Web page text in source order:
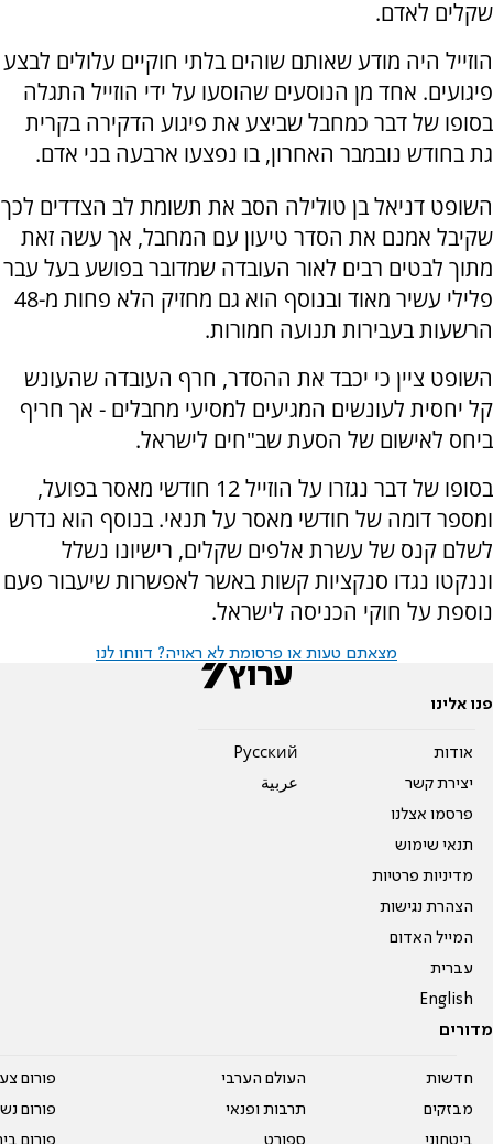
שקלים לאדם.
הוזייל היה מודע שאותם שוהים בלתי חוקיים עלולים לבצע
פיגועים. אחד מן הנוסעים שהוסעו על ידי הוזייל התגלה
בסופו של דבר כמחבל שביצע את פיגוע הדקירה בקרית
גת בחודש נובמבר האחרון, בו נפצעו ארבעה בני אדם.
השופט דניאל בן טולילה הסב את תשומת לב הצדדים לכך
שקיבל אמנם את הסדר טיעון עם המחבל, אך עשה זאת
מתוך לבטים רבים לאור העובדה שמדובר בפושע בעל עבר
פלילי עשיר מאוד ובנוסף הוא גם מחזיק הלא פחות מ-48
הרשעות בעבירות תנועה חמורות.
השופט ציין כי יכבד את ההסדר, חרף העובדה שהעונש
קל יחסית לעונשים המגיעים למסיעי מחבלים - אך חריף
ביחס לאישום של הסעת שב"חים לישראל.
בסופו של דבר נגזרו על הוזייל 12 חודשי מאסר בפועל,
ומספר דומה של חודשי מאסר על תנאי. בנוסף הוא נדרש
לשלם קנס של עשרת אלפים שקלים, רישיונו נשלל
וננקטו נגדו סנקציות קשות באשר לאפשרות שיעבור פעם
נוספת על חוקי הכניסה לישראל.
מצאתם טעות או פרסומת לא ראויה? דווחו לנו
פנו אלינו
אודות
יצירת קשר
פרסמו אצלנו
תנאי שימוש
מדיניות פרטיות
הצהרת נגישות
המייל האדום
עברית
English
Pусский
عربية
מדורים
חדשות
מבזקים
ביטחוני
העולם הערבי
תרבות ופנאי
ספורט
פורום
פורום
פורום